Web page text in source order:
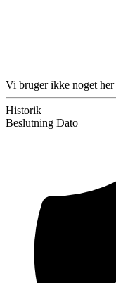
Vi bruger ikke noget her
Historik
Beslutning Dato